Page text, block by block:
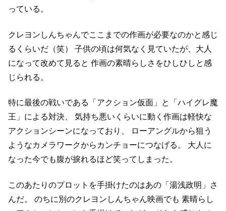
っている。
クレヨンしんちゃんでここまでの作画が必要なのかと感じ
るくらいだ（笑）
子供の頃は何気なく見ていたが、大人
になって改めて見ると 作画の素晴らしさをひしひしと感
じられる。
特に最後の戦いである「アクション仮面」と「ハイグレ魔
王」による対決、
気持ち悪いくらいに動く作画は軽快な
アクションシーンになっており、
ローアングルから狙う
ようなカメラワークからカンチョーにつなげる。
大人に
なった今でも腹が捩れるほど笑ってしまった。
このあたりのプロットを手掛けたのはあの「湯浅政明」さ
んだ。
のちに別のクレヨンしんちゃん映画でも 素晴らし